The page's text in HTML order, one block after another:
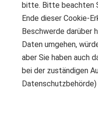
bitte. Bitte beachten
Ende dieser Cookie-
Beschwerde darüber
Daten umgehen,
aber Sie haben auch
bei der zuständigen
Datenschutzbehörde)